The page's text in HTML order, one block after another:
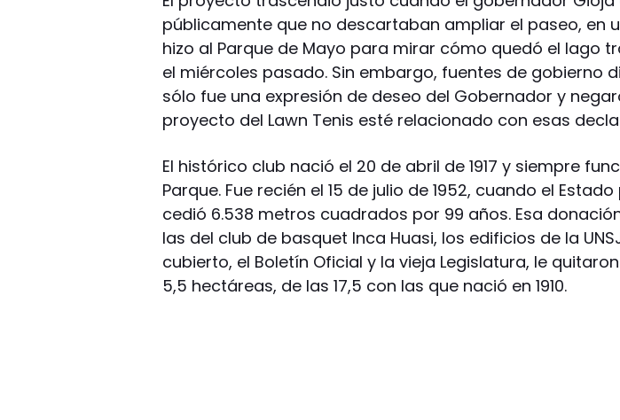
públicamente que no descartaban ampliar el paseo, en
hizo al Parque de Mayo para mirar cómo quedó el lago
el miércoles pasado. Sin embargo, fuentes de gobierno
sólo fue una expresión de deseo del Gobernador y
proyecto del Lawn Tenis esté relacionado con esas
El histórico club nació el 20 de abril de 1917 y siempre
Parque. Fue recién el 15 de julio de 1952, cuando el
cedió 6.538 metros cuadrados por 99 años. Esa
las del club de basquet Inca Huasi, los edificios de la
cubierto, el Boletín Oficial y la vieja Legislatura, le
5,5 hectáreas, de las 17,5 con las que nació en 1910.